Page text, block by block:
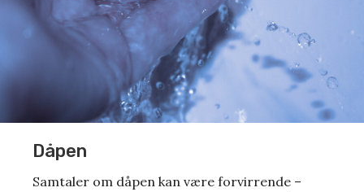
Dåpen
Samtaler om dåpen kan være forvirrende –